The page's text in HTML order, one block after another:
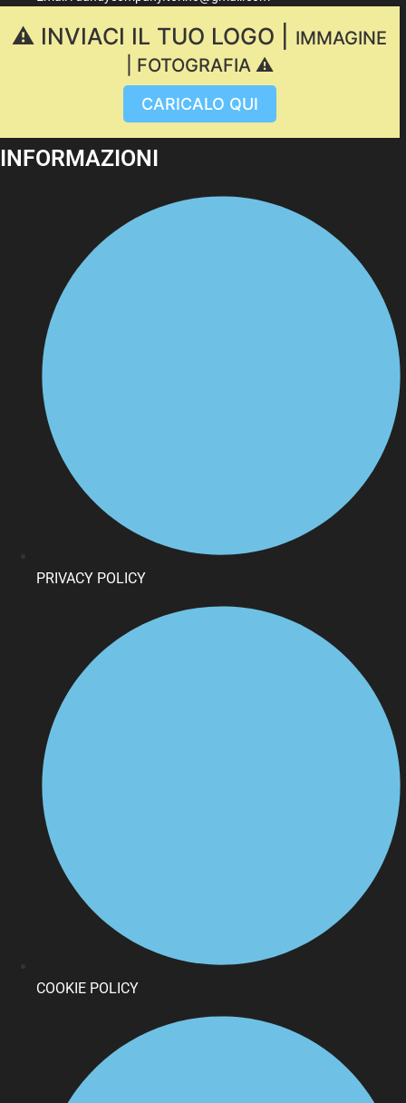
⚠️ INVIACI IL TUO LOGO |
IMMAGINE
| FOTOGRAFIA ⚠️
CARICALO QUI
INFORMAZIONI
PRIVACY POLICY
COOKIE POLICY